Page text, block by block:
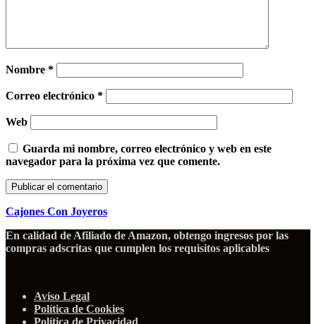
Nombre *
Correo electrónico *
Web
Guarda mi nombre, correo electrónico y web en este
navegador para la próxima vez que comente.
Cajones Con Joyeros
En calidad de Afiliado de Amazon, obtengo ingresos por las
compras adscritas que cumplen los requisitos aplicables
Aviso Legal
Política de Cookies
Política de Privacidad